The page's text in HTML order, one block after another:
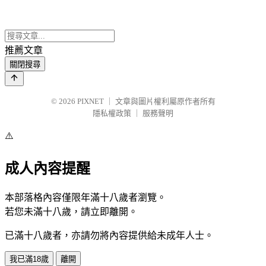
推薦文章
關閉搜尋
© 2026 PIXNET
文章與圖片權利屬原作者所有
隱私權政策
服務聲明
⚠️
成人內容提醒
本部落格內容僅限年滿十八歲者瀏覽。
若您未滿十八歲，請立即離開。
已滿十八歲者，亦請勿將內容提供給未成年人士。
我已滿18歲 離開